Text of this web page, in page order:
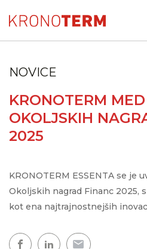
NOVICE
KRONOTERM
OKOLJSKIH
2025
KRONOTERM ESSENTA se je
Okoljskih nagrad Financ 2025,
kot ena najtrajnostnejših